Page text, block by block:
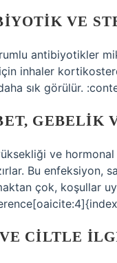
VE
antibiyotikler
inhaler
sık görülür.
GEBELIK
ve
Bu enfeksiyon,
çok, koşullar
CILTLE